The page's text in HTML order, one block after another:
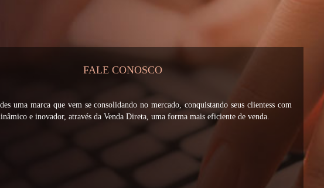
FALE CONOSCO
uma marca que vem se consolidando no mercado, conquistando seus clientess com
e inovador, através da Venda Direta, uma forma mais eficiente de venda.